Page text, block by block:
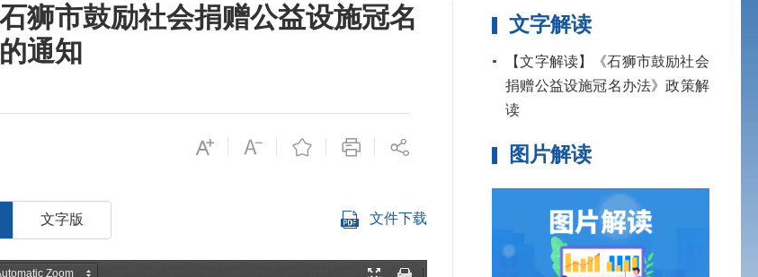
狮市鼓励社会捐赠公益设施冠名
通知
文字版 文件下载
文字解读
【文字解读】《石狮市鼓励社会
捐赠公益设施冠名办法》政策解
读
图片解读